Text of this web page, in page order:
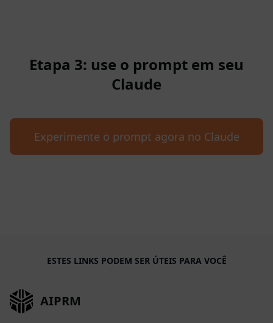
Etapa 3: use o prompt em seu
Claude
Experimente o prompt agora no Claude
ESTES LINKS PODEM SER ÚTEIS PARA VOCÊ
AIPRM